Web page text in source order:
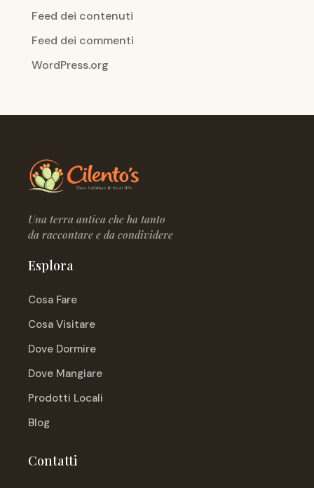
Feed dei contenuti
Feed dei commenti
WordPress.org
Una terra antica che ha tanto
da raccontare e da condividere
Esplora
Cosa Fare
Cosa Visitare
Dove Dormire
Dove Mangiare
Prodotti Locali
Blog
Contatti